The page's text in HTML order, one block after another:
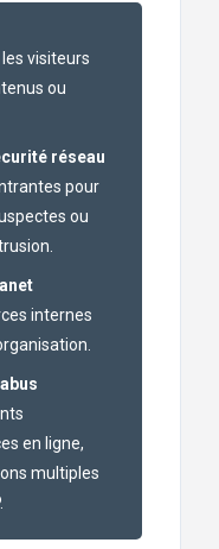
visiteurs
ou
réseau
pour
ou
internes
en ligne,
multiples